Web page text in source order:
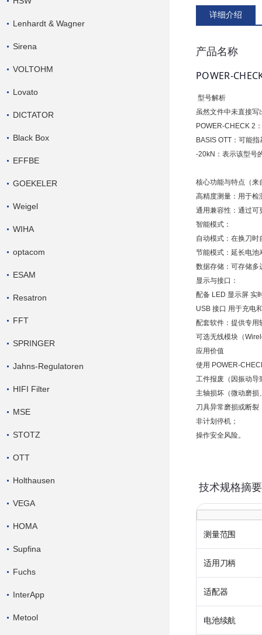
Lenhardt & Wagner
Sirena
VOLTOHM
Lovato
DICTATOR
Black Box
EFFBE
GOEKELER
Weigel
WIHA
optacom
ESAM
Resatron
FFT
SPRINGER
Jahns-Regulatoren
HIFI Filter
MSE
STOTZ
OTT
Holthausen
VEGA
HOMA
Supfina
Fuchs
InterApp
Metool
详细介绍
产品名称
POWER-
型号解析
虽然文件中未直接写
POWER-CHECK 2
BASIS OTT：可能
-20kN：表示该型号
核心功能与特点（来
高精度测量：用于检
通用兼容性：通过可
智能模式：
自动模式：在换刀时
节能模式：延长电池
数据存储：可存储多
显示与接口：
配备 LED 显示屏 实
USB 接口 用于充电
配套软件：提供专用
可选无线模块（
应用价值
使用 POWER-
工件报废（因振动导
主轴损坏（微动磨损
刀具异常磨损或断裂
非计划停机；
操作安全风险。
技术规格摘
测量范围
适用刀柄
适配器
电池续航